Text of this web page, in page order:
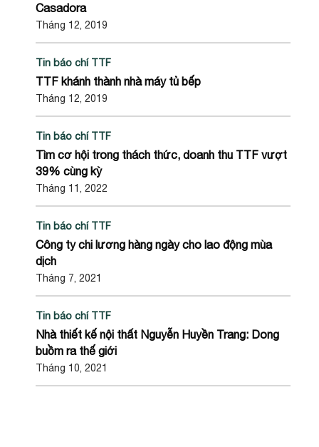
Casadora
Tháng 12, 2019
Tin báo chí TTF
TTF khánh thành nhà máy tủ bếp
Tháng 12, 2019
Tin báo chí TTF
Tìm cơ hội trong thách thức, doanh thu TTF vượt
39% cùng kỳ
Tháng 11, 2022
Tin báo chí TTF
Công ty chi lương hàng ngày cho lao động mùa
dịch
Tháng 7, 2021
Tin báo chí TTF
Nhà thiết kế nội thất Nguyễn Huyền Trang: Dong
buồm ra thế giới
Tháng 10, 2021